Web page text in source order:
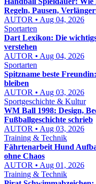
Regeln, Pausen,
AUTOR • Aug 04, 2026
Sportarten
Dart Lexikon: Die
verstehen
AUTOR • Aug 04, 2026
Sportarten
Spitzname beste
bleiben
AUTOR • Aug 03, 2026
Sportgeschichte & Kultur
WM Ball 1998: Design,
Fußballgeschichte schrieb
AUTOR • Aug 03, 2026
Training & Technik
Fährtenarbeit Hund
ohne Chaos
AUTOR • Aug 01, 2026
Training & Technik